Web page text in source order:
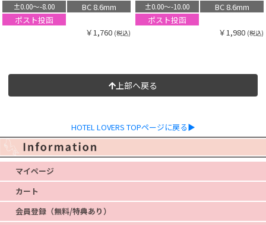
±0.00〜-8.00
BC 8.6mm
ポスト投函
￥1,760 (税込)
±0.00〜-10.00
BC 8.6mm
ポスト投函
￥1,980 (税込)
上部へ戻る
HOTEL LOVERS TOPページに戻る▶
マイページ
カート
会員登録（無料/特典あり）